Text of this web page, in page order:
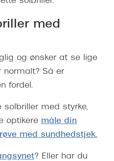
med
og ønsker at se lige
normalt? Så er
fordel.
solbriller med styrke,
optikere måle din
med sundhedstjek.
? Eller har du